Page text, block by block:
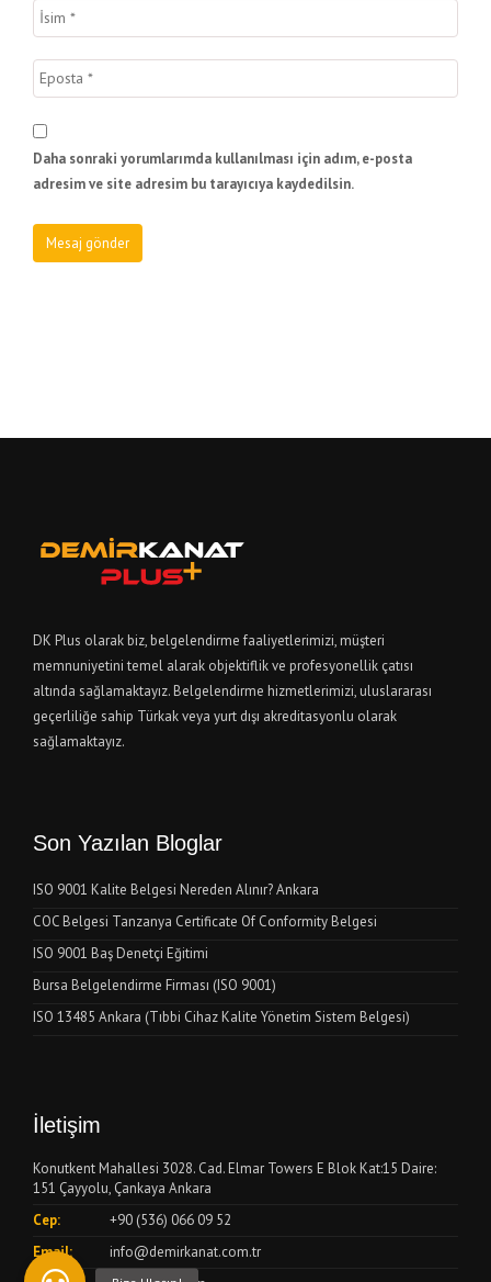
Daha sonraki yorumlarımda kullanılması için adım, e-posta
adresim ve site adresim bu tarayıcıya kaydedilsin.
DK Plus olarak biz, belgelendirme faaliyetlerimizi, müşteri
memnuniyetini temel alarak objektiflik ve profesyonellik çatısı
altında sağlamaktayız. Belgelendirme hizmetlerimizi, uluslararası
geçerliliğe sahip Türkak veya yurt dışı akreditasyonlu olarak
sağlamaktayız.
Son Yazılan Bloglar
ISO 9001 Kalite Belgesi Nereden Alınır? Ankara
COC Belgesi Tanzanya Certificate Of Conformity Belgesi
ISO 9001 Baş Denetçi Eğitimi
Bursa Belgelendirme Firması (ISO 9001)
ISO 13485 Ankara (Tıbbi Cihaz Kalite Yönetim Sistem Belgesi)
İletişim
Konutkent Mahallesi 3028. Cad. Elmar Towers E Blok Kat:15 Daire:
151 Çayyolu, Çankaya Ankara
Cep:
+90 (536) 066 09 52
Email:
info@demirkanat.com.tr